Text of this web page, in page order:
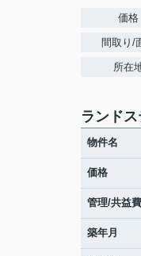
価格
間取り/
所在
ランド
物件名
価格
管理/共益費
築年月